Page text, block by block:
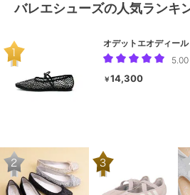
バレエシューズの人気ランキ
オデットエオディール
5.00
￥14,300